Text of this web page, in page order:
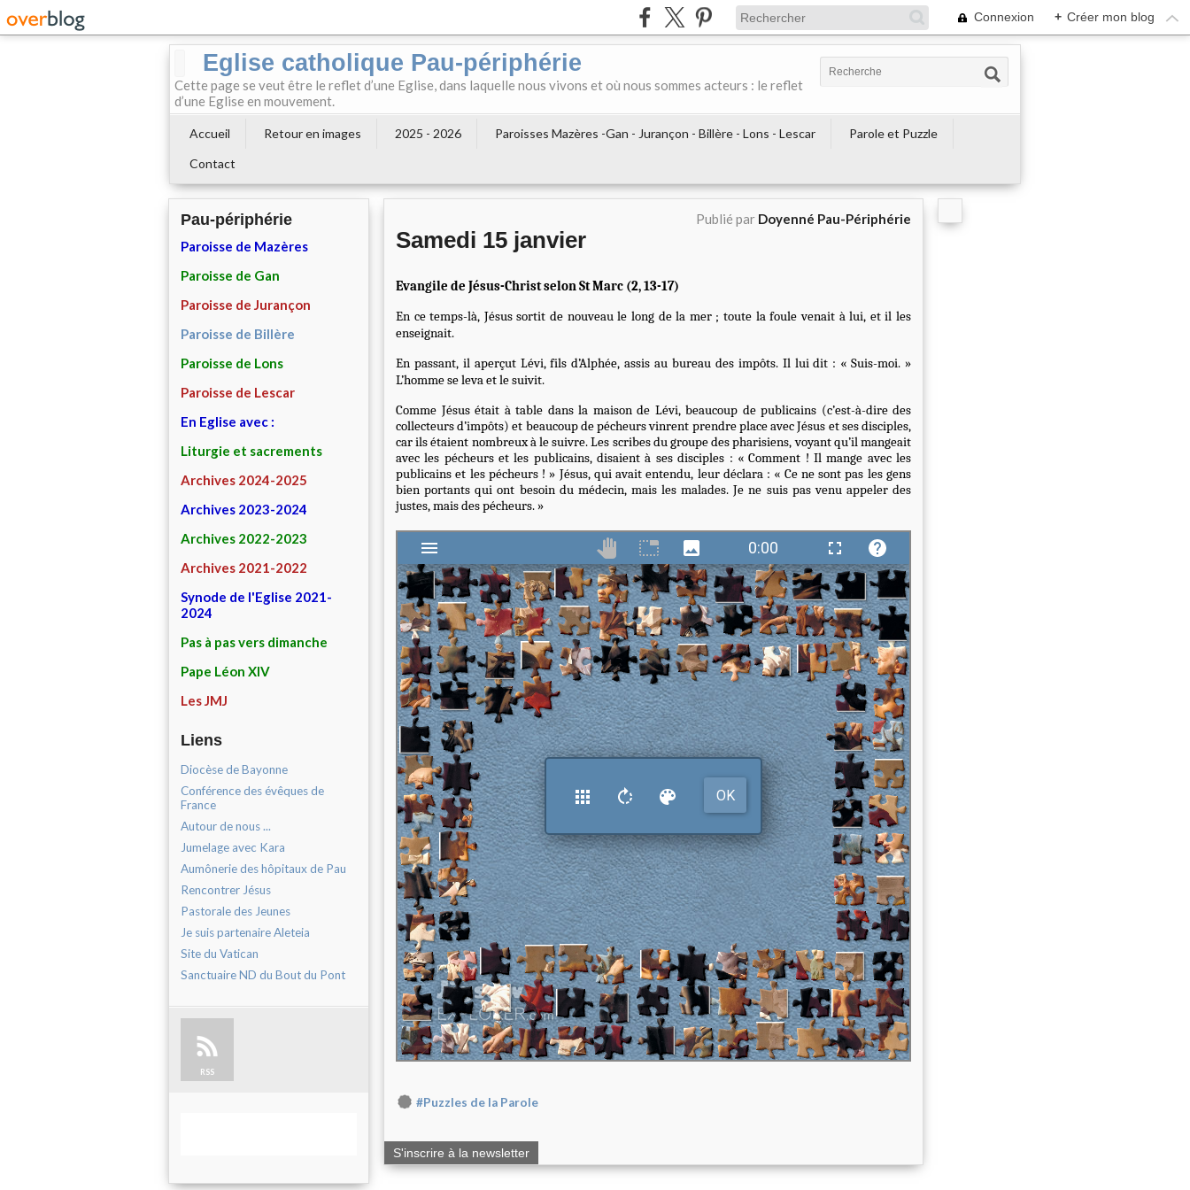
Connexion + Créer mon blog
Eglise catholique Pau-périphérie
Cette page se veut être le reflet d’une Eglise, dans laquelle nous vivons et où nous sommes acteurs : le reflet
d’une Eglise en mouvement.
Accueil Retour en images 2025 - 2026 Paroisses Mazères -Gan - Jurançon - Billère - Lons - Lescar
Parole et Puzzle
Contact
Pau-périphérie
Paroisse de Mazères
Paroisse de Gan
Paroisse de Jurançon
Paroisse de Billère
Paroisse de Lons
Paroisse de Lescar
En Eglise avec :
Liturgie et sacrements
Archives 2024-2025
Archives 2023-2024
Archives 2022-2023
Archives 2021-2022
Synode de l'Eglise 2021-
2024
Pas à pas vers dimanche
Pape Léon XIV
Les JMJ
Liens
Diocèse de Bayonne
Conférence des évêques de
France
Autour de nous ...
Jumelage avec Kara
Aumônerie des hôpitaux de Pau
Rencontrer Jésus
Pastorale des Jeunes
Je suis partenaire Aleteia
Site du Vatican
Sanctuaire ND du Bout du Pont
RSS
Publié par Doyenné Pau-Périphérie
Samedi 15 janvier
Evangile de Jésus-Christ selon St Marc (2, 13-17)
En ce temps-là, Jésus sortit de nouveau le long de la mer ; toute la foule venait à lui, et il les
enseignait.
En passant, il aperçut Lévi, fils d’Alphée, assis au bureau des impôts. Il lui dit : « Suis-moi. »
L’homme se leva et le suivit.
Comme Jésus était à table dans la maison de Lévi, beaucoup de publicains (c’est-à-dire des
collecteurs d’impôts) et beaucoup de pécheurs vinrent prendre place avec Jésus et ses disciples,
car ils étaient nombreux à le suivre. Les scribes du groupe des pharisiens, voyant qu’il mangeait
avec les pécheurs et les publicains, disaient à ses disciples : « Comment ! Il mange avec les
publicains et les pécheurs ! » Jésus, qui avait entendu, leur déclara : « Ce ne sont pas les gens
bien portants qui ont besoin du médecin, mais les malades. Je ne suis pas venu appeler des
justes, mais des pécheurs. »
#Puzzles de la Parole
S'inscrire à la newsletter